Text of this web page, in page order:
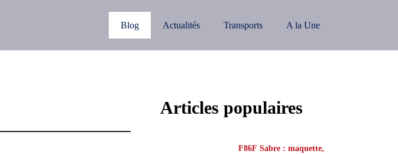
Blog Actualités Transports A la Une
Articles populaires
F86F Sabre : maquette,